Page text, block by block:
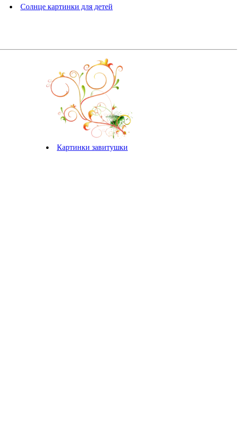
Солнце картинки для детей
Картинки завитушки